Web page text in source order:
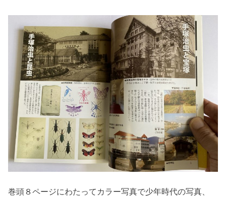
巻頭８ページにわたってカラー写真で少年時代の写真、